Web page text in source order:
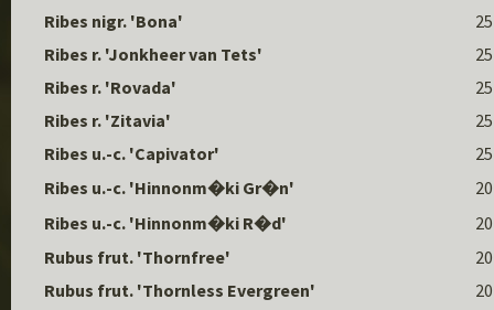
Ribes nigr. 'Bona'
Ribes r. 'Jonkheer van Tets'
Ribes r. 'Rovada'
Ribes r. 'Zitavia'
Ribes u.-c. 'Capivator'
Ribes u.-c. 'Hinnonm�ki Gr�n'
Ribes u.-c. 'Hinnonm�ki R�d'
Rubus frut. 'Thornfree'
Rubus frut. 'Thornless Evergreen'